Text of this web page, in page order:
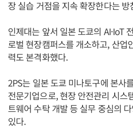
장 실습 거점을 지속 확장한다는 방
인제대는 앞서 일본 도쿄의 AI·IoT
로벌 현장캠퍼스를 개소하고, 산업
력도 본격화했다.
2PS는 일본 도쿄 미나토구에 본사
전문기업으로, 현장 안전관리 시스
트웨어 수탁 개발 등 실무 중심의
있다.